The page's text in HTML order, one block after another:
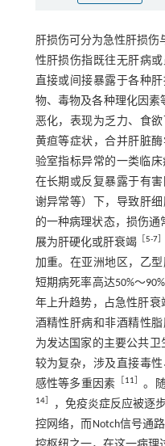
肝损伤可分为急性肝损伤
性肝损伤指既往无肝病
直接或间接暴露于各种
物、毒物及各种理化因素
恶化，表现为乏力、食
黄疸等症状，合并肝脏
验室指标异常的一类临床
在长期或反复暴露于有
谢异常等）下，导致肝
的一种病理状态，损伤
展为肝硬化或肝衰竭 ［5-7
加重。在亚洲地区，乙
短期病死率高达50%～90%
年上升趋势，占急性肝衰
酒精性肝病和非酒精性
为发达国家的主要公共卫
较为复杂，涉及直接毒
感性等多重因素
11 。
14］
，免疫炎症反应被逐
控网络，而Notch信号通